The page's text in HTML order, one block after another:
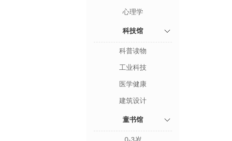
心理学
科技馆
科普读物
工业科技
医学健康
建筑设计
童书馆